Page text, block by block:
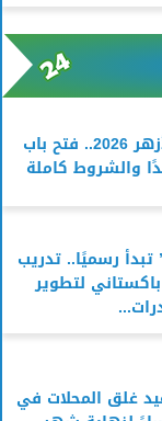
وظائف جامعة الأزهر 2026.. فتح باب
”رعد – 2” تبدأ رسميًا.. تدريب
لتطوير
غلق المحلات في